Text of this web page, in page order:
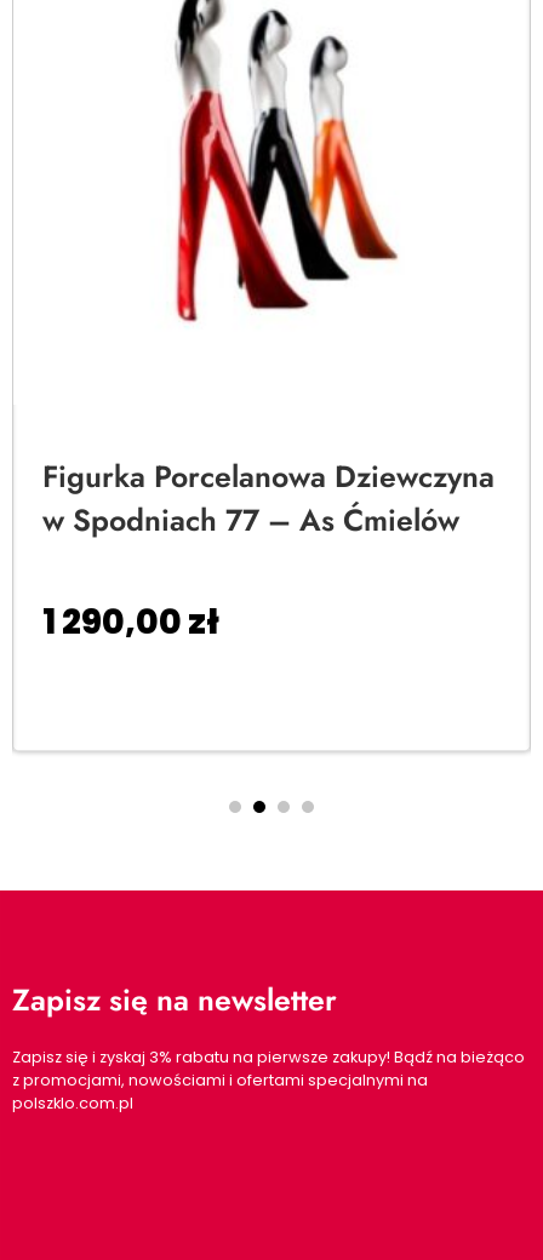
Figurka Porcelanowa Dziewczyna
w Spodniach 77 – As Ćmielów
1 290,00zł
Zapisz się na newsletter
Zapisz się i zyskaj 3% rabatu na pierwsze zakupy! Bądź na bieżąco
z promocjami, nowościami i ofertami specjalnymi na
polszklo.com.pl